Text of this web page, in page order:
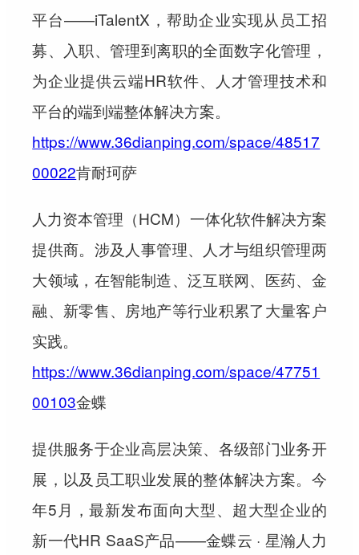
平台——iTalentX，帮助企业实现从员工招
募、入职、管理到离职的全面数字化管理，
为企业提供云端HR软件、人才管理技术和
平台的端到端整体解决方案。
https://www.36dianping.com/space/48517
00022肯耐珂萨
人力资本管理（HCM）一体化软件解决方案
提供商。涉及人事管理、人才与组织管理两
大领域，在智能制造、泛互联网、医药、金
融、新零售、房地产等行业积累了大量客户
实践。
https://www.36dianping.com/space/47751
00103金蝶
提供服务于企业高层决策、各级部门业务开
展，以及员工职业发展的整体解决方案。今
年5月，最新发布面向大型、超大型企业的
新一代HR SaaS产品——金蝶云 · 星瀚人力